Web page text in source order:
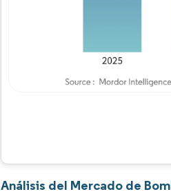
Análisis del Mercado de